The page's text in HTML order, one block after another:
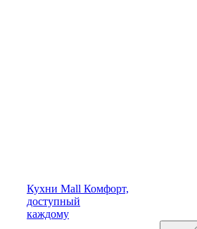
Кухни Mall Комфорт,
доступный
каждому